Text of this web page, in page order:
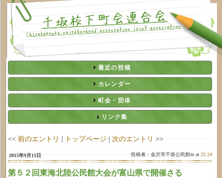
最近の投稿
カレンダー
町会・団体
リンク集
<< 前のエントリ | トップページ | 次のエントリ >>
2015年9月11日 投稿者：金沢市千坂公民館m at22:24
第５２回東海北陸公民館大会が富山県で開催さる